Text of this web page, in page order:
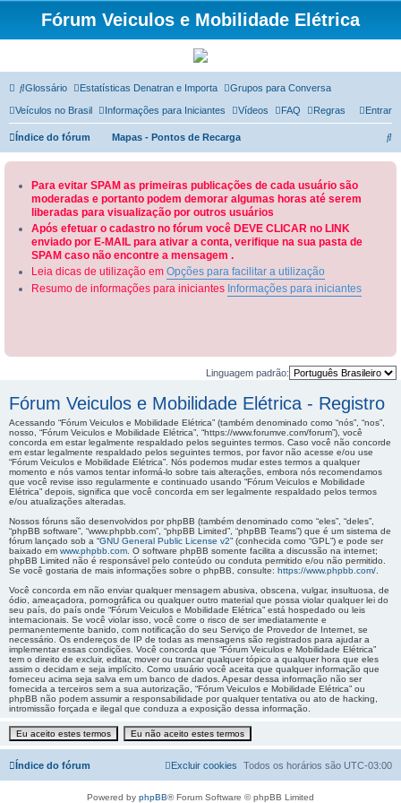
Fórum Veiculos e Mobilidade Elétrica
Glossário Estatísticas Denatran e Importa Grupos para Conversa
Veículos no Brasil Informações para Iniciantes Vídeos FAQ Regras Entrar
Índice do fórum Mapas - Pontos de Recarga
P
Para evitar SPAM as primeiras publicações de cada usuário são
moderadas e portanto podem demorar algumas horas até serem
liberadas para visualização por outros usuários
Após efetuar o cadastro no fórum você DEVE CLICAR no LINK
enviado por E-MAIL para ativar a conta, verifique na sua pasta de
SPAM caso não encontre a mensagem .
Leia dicas de utilização em Opções para facilitar a utilização
Resumo de informações para iniciantes Informações para iniciantes
Linguagem padrão:
Fórum Veiculos e Mobilidade Elétrica - Registro
Acessando “Fórum Veiculos e Mobilidade Elétrica” (também denominado como “nós”, “nos”,
nosso, “Fórum Veiculos e Mobilidade Elétrica”, “https://www.forumve.com/forum”), você
concorda em estar legalmente respaldado pelos seguintes termos. Caso você não concorde
em estar legalmente respaldado pelos seguintes termos, por favor não acesse e/ou use
“Fórum Veiculos e Mobilidade Elétrica”. Nós podemos mudar estes termos a qualquer
momento e nós vamos tentar informá-lo sobre tais alterações, embora nós recomendamos
que você revise isso regularmente e continuado usando “Fórum Veiculos e Mobilidade
Elétrica” depois, significa que você concorda em ser legalmente respaldado pelos termos
e/ou atualizações alteradas.
Nossos fóruns são desenvolvidos por phpBB (também denominado como “eles”, “deles”,
“phpBB software”, “www.phpbb.com”, “phpBB Limited”, “phpBB Teams”) que é um sistema de
fórum lançado sob a “GNU General Public License v2” (conhecida como “GPL”) e pode ser
baixado em www.phpbb.com . O software phpBB somente facilita a discussão na internet;
phpBB Limited não é responsável pelo conteúdo ou conduta permitido e/ou não permitido.
Se você gostaria de mais informações sobre o phpBB, consulte: https://www.phpbb.com/
Você concorda em não enviar qualquer mensagem abusiva, obscena, vulgar, insultuosa, de
ódio, ameaçadora, pornográfica ou qualquer outro material que possa violar qualquer lei do
seu país, do país onde “Fórum Veiculos e Mobilidade Elétrica” está hospedado ou leis
internacionais. Se você violar isso, você corre o risco de ser imediatamente e
permanentemente banido, com notificação do seu Serviço de Provedor de Internet, se
necessário. Os endereços de IP de todas as mensagens são registrados para ajudar a
implementar essas condições. Você concorda que “Fórum Veiculos e Mobilidade Elétrica”
tem o direito de excluir, editar, mover ou trancar qualquer tópico a qualquer hora que eles
assim o decidam e seja implícito. Como usuário você aceita que qualquer informação que
forneceu acima seja salva em um banco de dados. Apesar dessa informação não ser
fornecida a terceiros sem a sua autorização, “Fórum Veiculos e Mobilidade Elétrica” ou
phpBB não podem assumir a responsabilidade por qualquer tentativa ou ato de hacking,
intromissão forçada e ilegal que conduza a exposição dessa informação.
Índice do fórum Todos os horários são UTC-03:00
Excluir cookies
Powered by phpBB® Forum Software © phpBB Limited